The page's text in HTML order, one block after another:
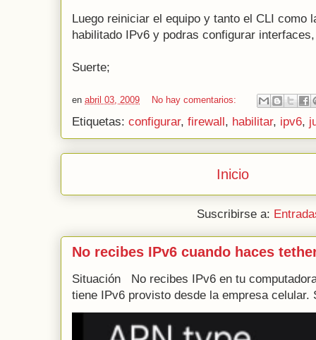
Luego reiniciar el equipo y tanto el CLI como
habilitado IPv6 y podras configurar
Suerte;
en abril 03, 2009 No hay comentarios:
Etiquetas: configurar, firewall, habilitar, ipv6,
Inicio
Suscribirse a:
No recibes IPv6 cuando haces
Situación No recibes IPv6 en tu
tiene IPv6 provisto desde la empresa